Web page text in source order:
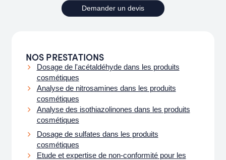
Demander un devis
NOS PRESTATIONS
Dosage de l'acétaldéhyde dans les produits
cosmétiques
Analyse de nitrosamines dans les produits
cosmétiques
Analyse des isothiazolinones dans les produits
cosmétiques
Dosage de sulfates dans les produits
cosmétiques
Etude et expertise de non-conformité pour les